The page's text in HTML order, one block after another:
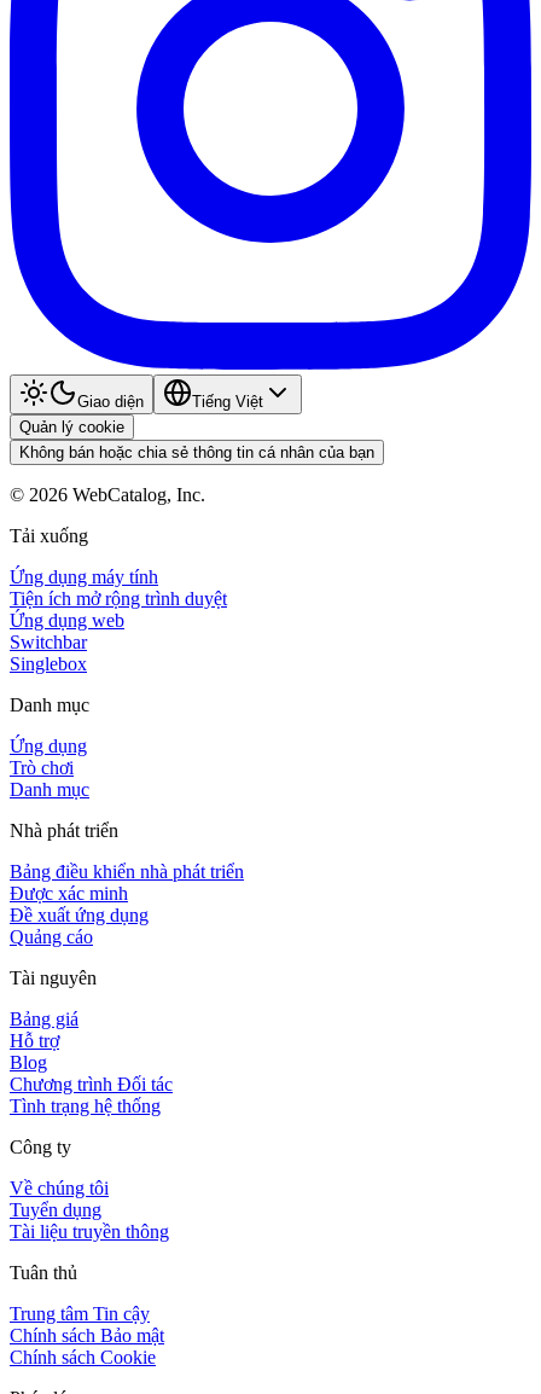
Giao diện
Tiếng Việt
Quản lý cookie
Không bán hoặc chia sẻ thông tin cá nhân của bạn
© 2026 WebCatalog, Inc.
Tải xuống
Ứng dụng máy tính
Tiện ích mở rộng trình duyệt
Ứng dụng web
Switchbar
Singlebox
Danh mục
Ứng dụng
Trò chơi
Danh mục
Nhà phát triển
Bảng điều khiển nhà phát triển
Được xác minh
Đề xuất ứng dụng
Quảng cáo
Tài nguyên
Bảng giá
Hỗ trợ
Blog
Chương trình Đối tác
Tình trạng hệ thống
Công ty
Về chúng tôi
Tuyển dụng
Tài liệu truyền thông
Tuân thủ
Trung tâm Tin cậy
Chính sách Bảo mật
Chính sách Cookie